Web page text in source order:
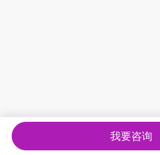
我要咨询